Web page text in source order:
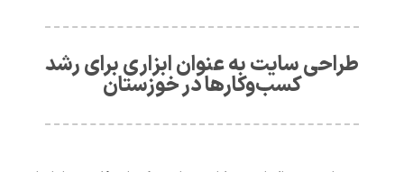
طراحی سایت به عنوان ابزاری برای رشد
کسب‌وکارها در خوزستان